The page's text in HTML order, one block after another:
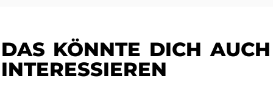
DAS KÖNNTE DICH AUCH
INTERESSIEREN